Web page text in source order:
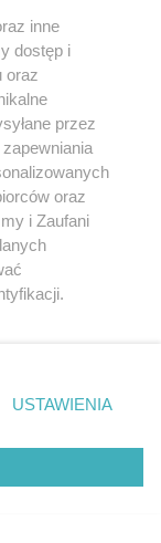
do
inne
dostęp i
oraz
przez
oraz
i Zaufani
prywatności
zgody
takiemu
tylko
USTAWIENIA